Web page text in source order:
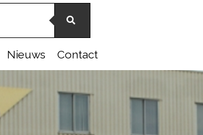
Nieuws Contact